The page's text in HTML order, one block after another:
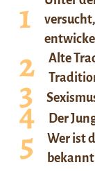
Alte
Der
Wer ist